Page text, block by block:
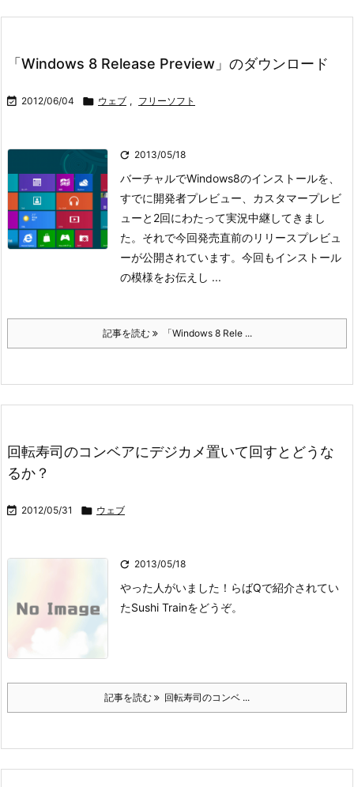
「Windows 8 Release Preview」のダウンロード
 2012/06/04  ウェブ , フリーソフト
 2013/05/18
バーチャルでWindows8のインストールを、
すでに開発者プレビュー、カスタマープレビ
ューと2回にわたって実況中継してきまし
た。それで今回発売直前のリリースプレビュ
ーが公開されています。 今回もインストール
の模様をお伝えし ...
記事を読む 「Windows 8 Rele ...
回転寿司のコンベアにデジカメ置いて回すとどうな
るか？
 2012/05/31  ウェブ
 2013/05/18
やった人がいました！らばQで紹介されてい
たSushi Trainをどうぞ。
記事を読む 回転寿司のコンベ ...